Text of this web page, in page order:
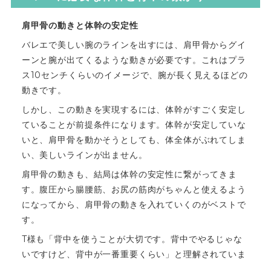
肩甲骨の動きと体幹の安定性
バレエで美しい腕のラインを出すには、肩甲骨からグイ
ーンと腕が出てくるような動きが必要です。これはプラ
ス10センチくらいのイメージで、腕が長く見えるほどの
動きです。
しかし、この動きを実現するには、体幹がすごく安定し
ていることが前提条件になります。体幹が安定していな
いと、肩甲骨を動かそうとしても、体全体がぶれてしま
い、美しいラインが出ません。
肩甲骨の動きも、結局は体幹の安定性に繋がってきま
す。腹圧から腸腰筋、お尻の筋肉がちゃんと使えるよう
になってから、肩甲骨の動きを入れていくのがベストで
す。
T様も「背中を使うことが大切です。背中でやるじゃな
いですけど、背中が一番重要くらい」と理解されていま